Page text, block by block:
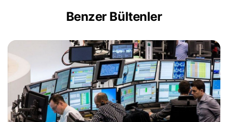
Benzer Bültenler